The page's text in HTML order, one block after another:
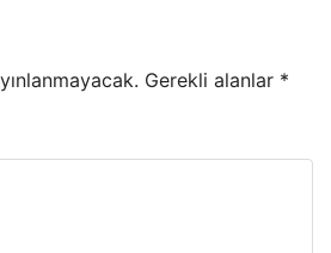
Gerekli alanlar *